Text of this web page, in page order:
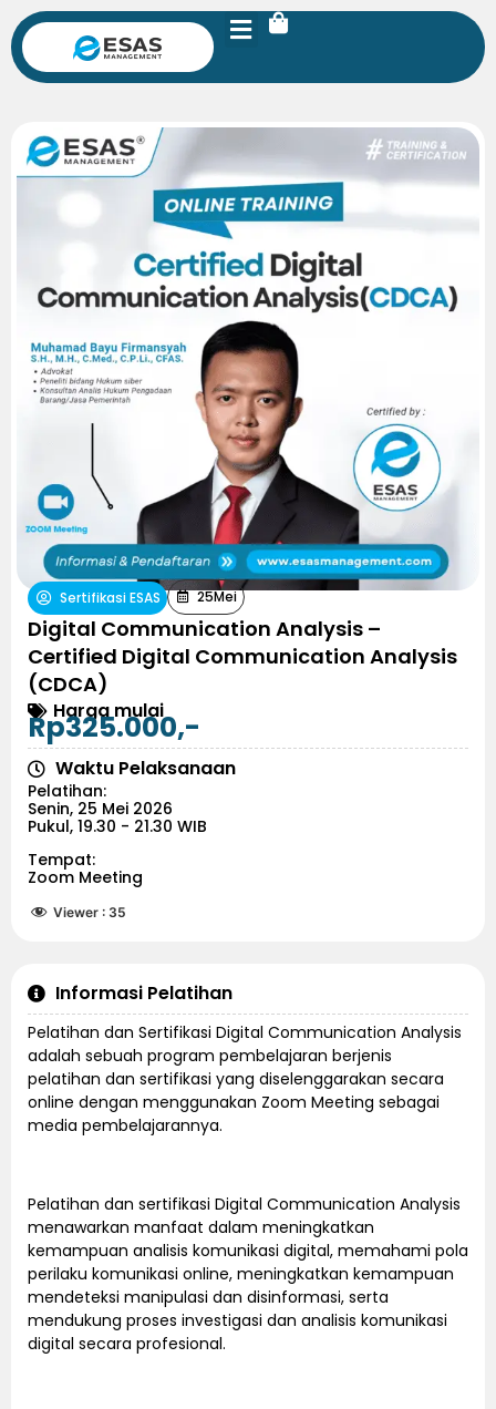
Sertifikasi ESAS 25Mei
Digital Communication Analysis –
Certified Digital Communication Analysis
(CDCA)
Harga mulai
Rp325.000,-
Waktu Pelaksanaan
Pelatihan:
Senin, 25 Mei 2026
Pukul, 19.30 - 21.30 WIB
Tempat:
Zoom Meeting
Viewer : 35
Informasi Pelatihan
Pelatihan dan Sertifikasi Digital Communication Analysis
adalah sebuah program pembelajaran berjenis
pelatihan dan sertifikasi yang diselenggarakan secara
online dengan menggunakan Zoom Meeting sebagai
media pembelajarannya.
Pelatihan dan sertifikasi Digital Communication Analysis
menawarkan manfaat dalam meningkatkan
kemampuan analisis komunikasi digital, memahami pola
perilaku komunikasi online, meningkatkan kemampuan
mendeteksi manipulasi dan disinformasi, serta
mendukung proses investigasi dan analisis komunikasi
digital secara profesional.